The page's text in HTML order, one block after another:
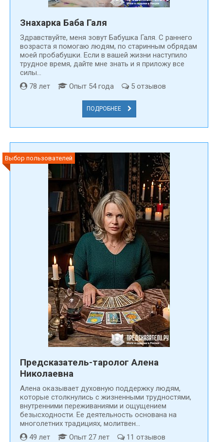
Знахарка Баба Галя
Здравствуйте, меня зовут Бабушка Галя. С раннего
возраста я помогаю людям, по старинным обрядам
моей пробабушки. Если в вашей жизни наступило
трудное время, дайте мне знать и я приложу все
силы...
78 лет
Опыт 54 года 5 отзывов
ПОДРОБНЕЕ
Выбор пользователей
Предсказатель-таролог Алена
Николаевна
Алена оказывает духовную поддержку людям,
которые столкнулись с жизненными трудностями,
внутренними переживаниями и ощущением
безысходности. Ее деятельность основана на
многолетних традициях, молитвен...
49 лет
Опыт 27 лет 11 отзывов